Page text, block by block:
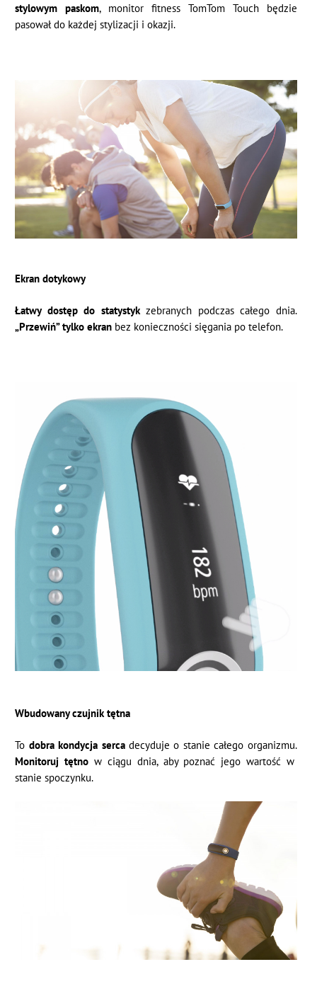
stylowym paskom, monitor fitness TomTom Touch będzie
pasował do każdej stylizacji i okazji.
Ekran dotykowy
Łatwy dostęp do statystykzebranych podczas całego dnia.
„Przewiń” tylko ekran bez konieczności sięgania po telefon.
Wbudowany czujnik tętna
To dobra kondycja sercadecyduje o stanie całego organizmu.
Monitoruj tętno w ciągu dnia, aby poznać jego wartość w
stanie spoczynku.